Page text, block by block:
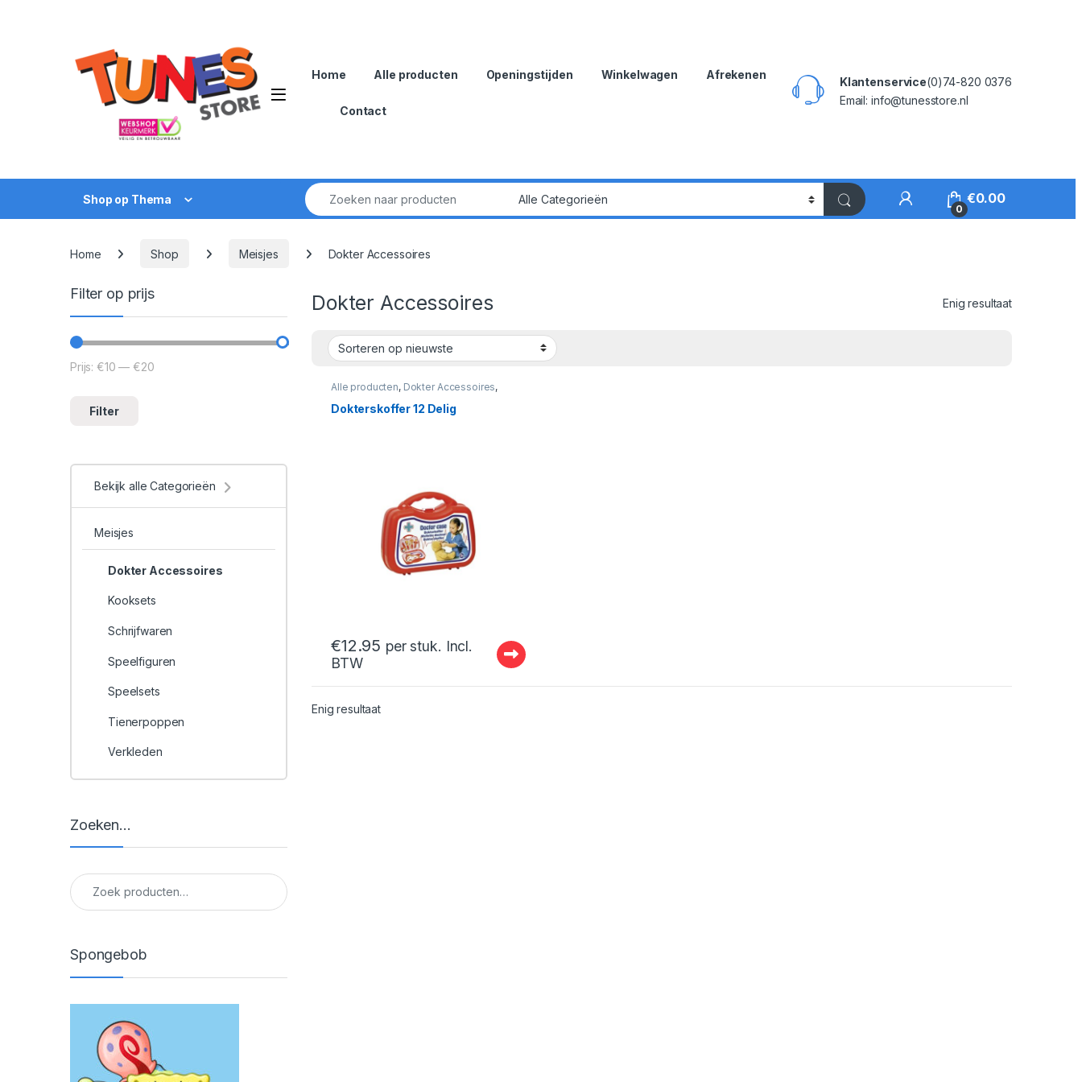
Open
Home Alle producten Openingstijden Winkelwagen Afrekenen
Contact
Klantenservice(0)74-820 0376
Email: info@tunesstore.nl
Shop op Thema
Zoek naar:
My Account
0
€0.00
Home Shop Meisjes Dokter Accessoires
Dokter Accessoires Enig resultaat
Alle producten, Dokter Accessoires,
Dokterskoffer 12 Delig
€12.95 per stuk. Incl.
BTW
Enig resultaat
Filter op prijs
Min. prijs
Max. prijs
Filter
Prijs: €10 — €20
Bekijk alle Categorieën
Meisjes
Dokter Accessoires
Kooksets
Schrijfwaren
Speelfiguren
Speelsets
Tienerpoppen
Verkleden
Zoeken…
Zoeken naar:
Spongebob